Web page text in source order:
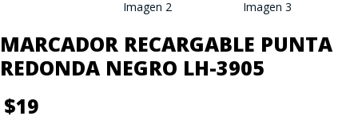
MARCADOR RECARGABLE PUNTA
REDONDA NEGRO LH-3905
$19